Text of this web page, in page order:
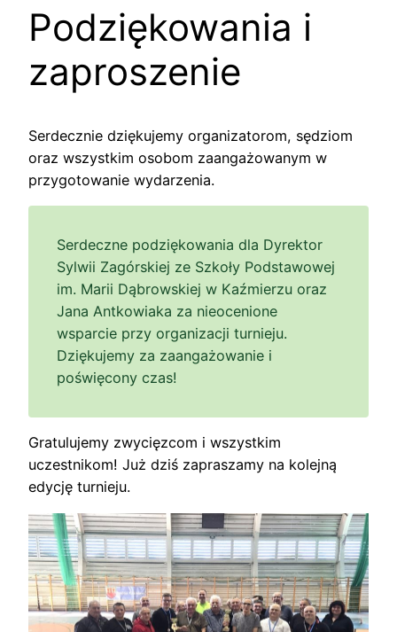
Podziękowania i
zaproszenie
Serdecznie dziękujemy organizatorom, sędziom
oraz wszystkim osobom zaangażowanym w
przygotowanie wydarzenia.
Serdeczne podziękowania dla Dyrektor
Sylwii Zagórskiej ze Szkoły Podstawowej
im. Marii Dąbrowskiej w Kaźmierzu oraz
Jana Antkowiaka za nieocenione
wsparcie przy organizacji turnieju.
Dziękujemy za zaangażowanie i
poświęcony czas!
Gratulujemy zwycięzcom i wszystkim
uczestnikom! Już dziś zapraszamy na kolejną
edycję turnieju.